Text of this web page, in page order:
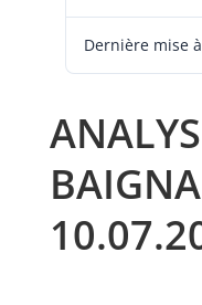
Dernière mise